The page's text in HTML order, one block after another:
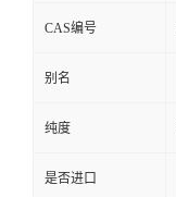
CAS编号
别名
纯度
是否进口